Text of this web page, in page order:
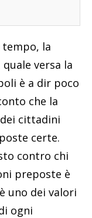
la
versa la
è a dir poco
che la
cittadini
certe.
contro chi
preposte è
uno dei valori
ogni